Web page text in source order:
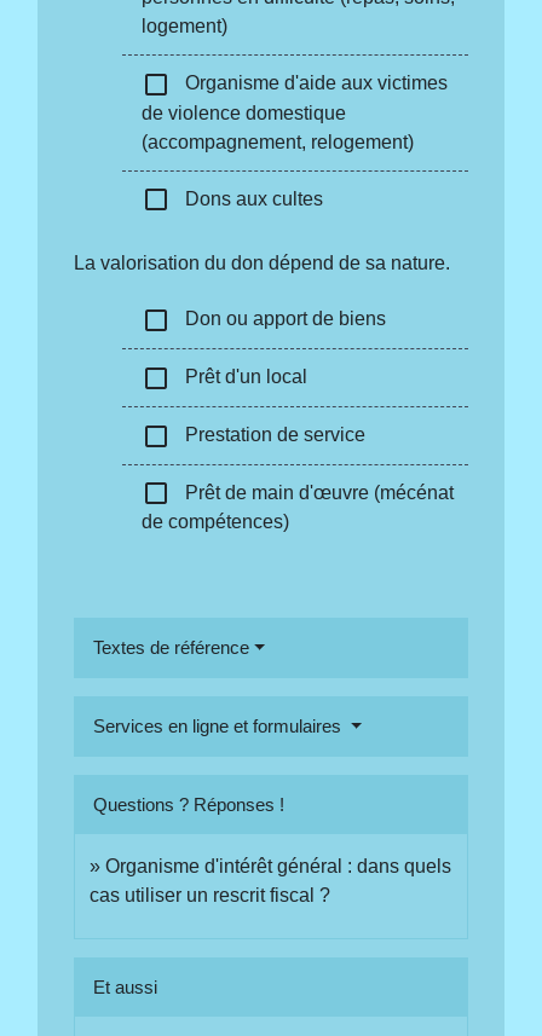
logement)
check_box_outline_blank
Organisme d'aide aux victimes
de violence domestique
(accompagnement, relogement)
check_box_outline_blank Dons aux cultes
La valorisation du don dépend de sa nature.
check_box_outline_blank Don ou apport de biens
check_box_outline_blank Prêt d'un local
check_box_outline_blank Prestation de service
check_box_outline_blank
Prêt de main d'œuvre (mécénat
de compétences)
Textes de référence
Services en ligne et formulaires
Questions ? Réponses !
Organisme d'intérêt général : dans quels
cas utiliser un rescrit fiscal ?
Et aussi